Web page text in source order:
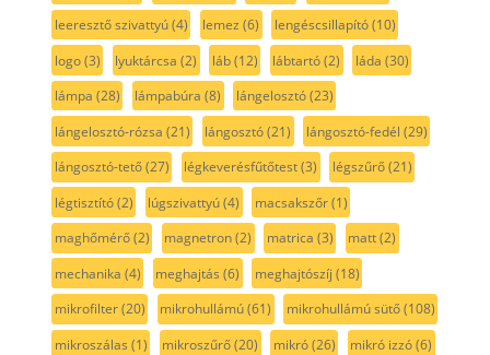
leeresztő szivattyú(4) lemez (6) lengéscsillapító(10)
logo(3) lyuktárcsa (2) láb(12) lábtartó(2) láda (30)
lámpa (28) lámpabúra (8) lángelosztó(23)
lángelosztó-rózsa (21) lángosztó(21) lángosztó-fedél (29)
lángosztó-tető(27) légkeverésfűtőtest(3) légszűrő(21)
légtisztító(2) lúgszivattyú(4) macsakszőr(1)
maghőmérő(2) magnetron(2) matrica (3) matt(2)
mechanika (4) meghajtás (6) meghajtószíj (18)
mikrofilter(20) mikrohullámú(61) mikrohullámú sütő(108)
mikroszálas (1) mikroszűrő(20) mikró(26) mikró izzó(6)